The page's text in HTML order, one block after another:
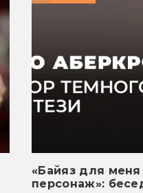
«Байяз для
персонаж»: